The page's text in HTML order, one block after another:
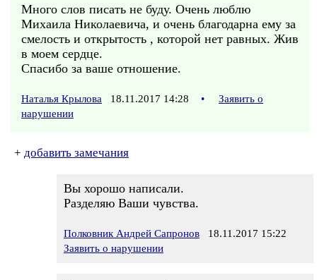
Много слов писать не буду. Очень люблю
Михаила Николаевича, и очень благодарна ему за
смелость и открытость , которой нет равных. Жив
в моем сердце.
Спасибо за ваше отношение.
Наталья Крылова 18.11.2017 14:28 •
Заявить о
нарушении
+ добавить замечания
Вы хорошо написали.
Разделяю Ваши чувства.
Полковник Андрей Сапронов 18.11.2017 15:22
Заявить о нарушении